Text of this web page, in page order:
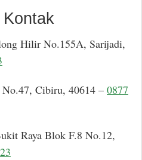
Hilir No.155A, Sarijadi,
Cibiru, 40614 – 0877
Raya Blok F.8 No.12,